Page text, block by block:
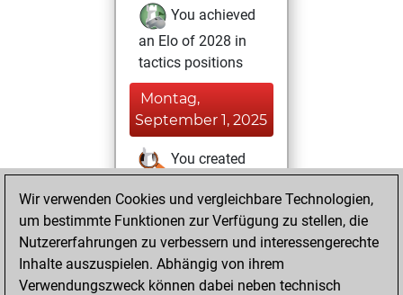
You achieved
an Elo of 2028 in
tactics positions
Montag,
September 1, 2025
You created
Studies
Dienstag,
August 5, 2025
You achieved a
Wir verwenden Cookies und vergleichbare Technologien,
um bestimmte Funktionen zur Verfügung zu stellen, die
Nutzererfahrungen zu verbessern und interessengerechte
Inhalte auszuspielen. Abhängig von ihrem
Verwendungszweck können dabei neben technisch